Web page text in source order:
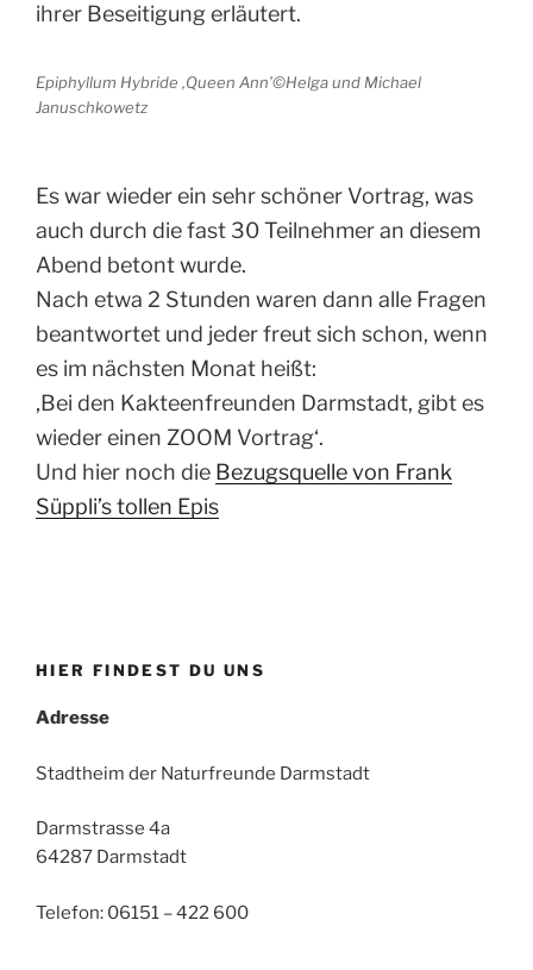
ihrer Beseitigung erläutert.
Epiphyllum Hybride ‚Queen Ann’©Helga und Michael
Januschkowetz
Es war wieder ein sehr schöner Vortrag, was
auch durch die fast 30 Teilnehmer an diesem
Abend betont wurde.
Nach etwa 2 Stunden waren dann alle Fragen
beantwortet und jeder freut sich schon, wenn
es im nächsten Monat heißt:
‚Bei den Kakteenfreunden Darmstadt, gibt es
wieder einen ZOOM Vortrag‘.
Und hier noch die Bezugsquelle von Frank
Süppli’s tollen Epis
HIER FINDEST DU UNS
Adresse
Stadtheim der Naturfreunde Darmstadt
Darmstrasse 4a
64287 Darmstadt
Telefon: 06151 – 422 600